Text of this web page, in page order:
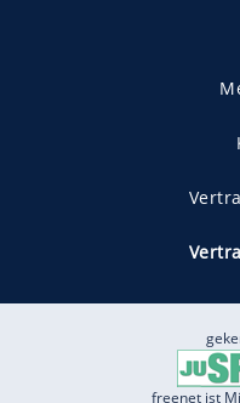
freenet ist